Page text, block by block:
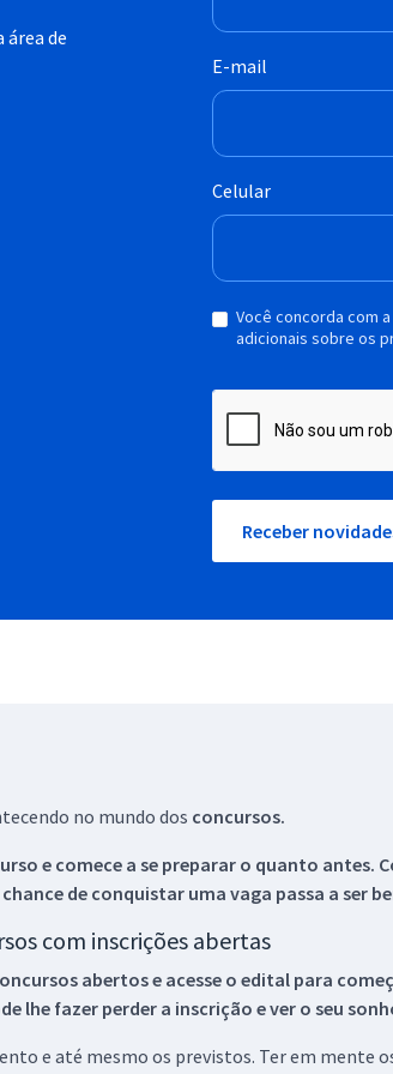
área de
E-mail
Celular
Você concorda com
adicionais sobre os
Receber
no mundo dos concursos.
e comece a se preparar o quanto antes.
de conquistar uma vaga passa a ser
com inscrições abertas
abertos e acesse o edital para
lhe fazer perder a inscrição e ver o seu
e até mesmo os previstos. Ter em mente